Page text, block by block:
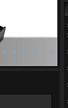
3 4 5 6 7 8